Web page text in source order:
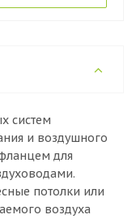
систем
и воздушного
для
потолки или
воздуха